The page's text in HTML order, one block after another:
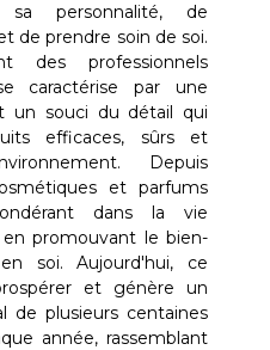
sa personnalité, de
de prendre soin de soi.
des professionnels
caractérise par une
un souci du détail qui
efficaces, sûrs et
Depuis
et parfums
dans la vie
promouvant le bien-
soi. Aujourd'hui, ce
et génère un
de plusieurs centaines
année, rassemblant